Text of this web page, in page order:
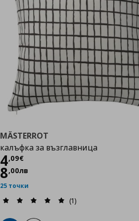
MÄSTERROT
калъфка за възглавница
4,09€
Цена
8,00лв
25 точки
(1)